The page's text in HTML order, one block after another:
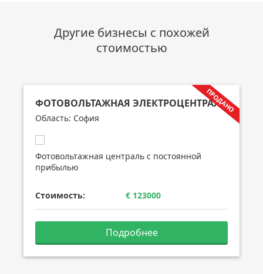
Другие бизнесы с похожей
стоимостью
ФОТОВОЛЬТАЖНАЯ ЭЛЕКТРОЦЕНТРАЛЬ
Область: София
Фотовольтажная централь с постоянной
прибылью
Стоимость: € 123000
Подробнее